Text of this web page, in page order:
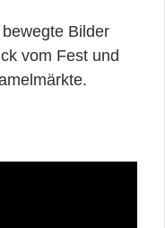
Bilder
vom Fest und